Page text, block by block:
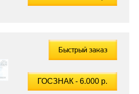
Быстрый заказ